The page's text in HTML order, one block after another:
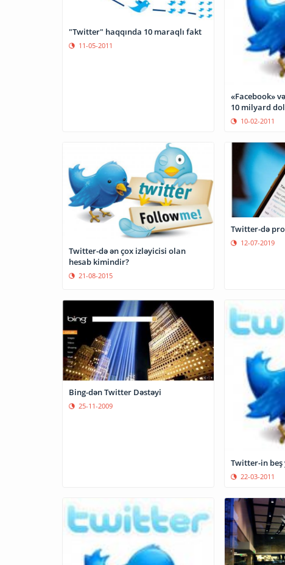
"Twitter" haqqında 10 maraqlı fakt
11-05-2011
«Facebook»
10 milyard
10-02-2011
Twitter-də ən çox izləyicisi olan
hesab kimindir?
21-08-2015
Twitter-də
12-07-2019
Bing-dən Twitter Dəstəyi
25-11-2009
Twitter-in beş
22-03-2011